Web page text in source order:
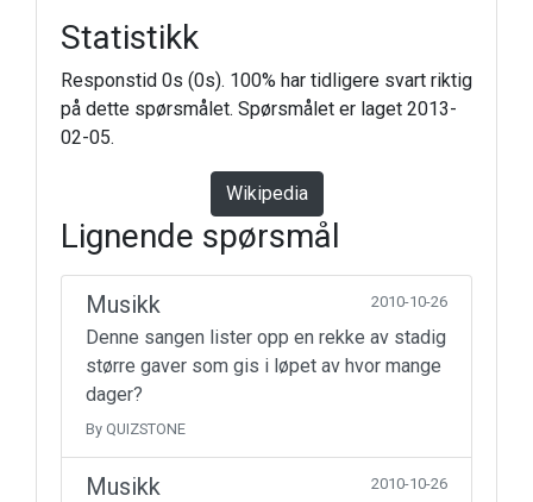
Statistikk
Responstid 0s (0s). 100% har tidligere svart riktig
på dette spørsmålet. Spørsmålet er laget 2013-
02-05.
Wikipedia
Lignende spørsmål
Musikk 2010-10-26
Denne sangen lister opp en rekke av stadig
større gaver som gis i løpet av hvor mange
dager?
By QUIZSTONE
Musikk 2010-10-26